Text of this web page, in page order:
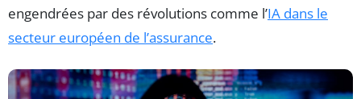
engendrées par des révolutions comme l’IA dans le
secteur européen de l’assurance.